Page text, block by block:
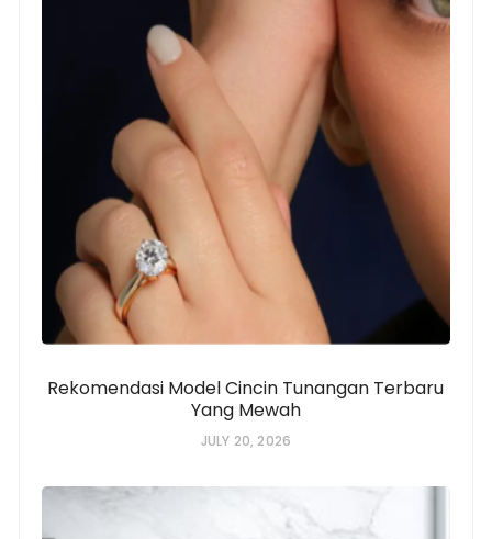
Rekomendasi Model Cincin Tunangan Terbaru
Yang Mewah
JULY 20, 2026